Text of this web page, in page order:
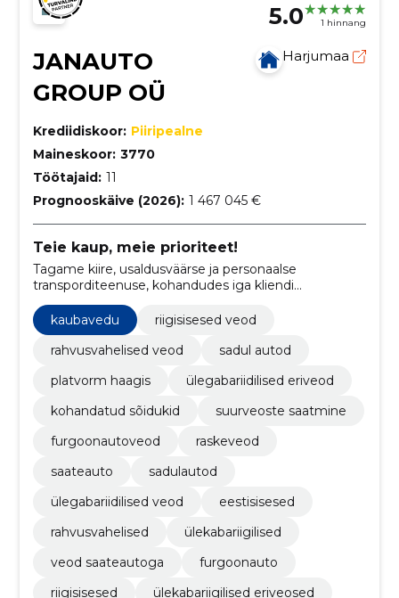
5.0 1 hinnang
JANAUTO
GROUP OÜ
Harjumaa
Krediidiskoor: Piiripealne
Maineskoor: 3770
Töötajaid: 11
Prognooskäive (2026): 1 467 045 €
Teie kaup, meie prioriteet!
Tagame kiire, usaldusväärse ja personaalse
transporditeenuse, kohandudes iga kliendi
individuaalsete vajadustega.
kaubavedu
riigisisesed veod
rahvusvahelised veod
sadul autod
platvorm haagis
ülegabariidilised eriveod
kohandatud sõidukid
suurveoste saatmine
furgoonautoveod
raskeveod
saateauto
sadulautod
ülegabariidilised veod
eestisisesed
rahvusvahelised
ülekabariigilised
veod saateautoga
furgoonauto
riigisisesed
ülekabariigilised eriveosed